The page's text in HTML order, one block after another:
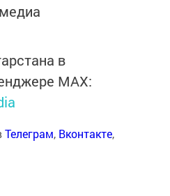
в
MАХ:
Телеграм, Вконтакте,